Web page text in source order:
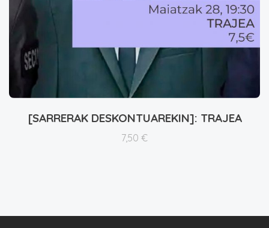
Xehetasunak ikusi
[SARRERAK DESKONTUAREKIN]: TRAJEA
7,50 €